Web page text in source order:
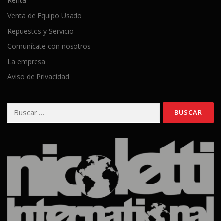
Venta de Equipo Usado
Repuestos y Servicio
Comunícate con nosotros
La empresa
Aviso de Privacidad